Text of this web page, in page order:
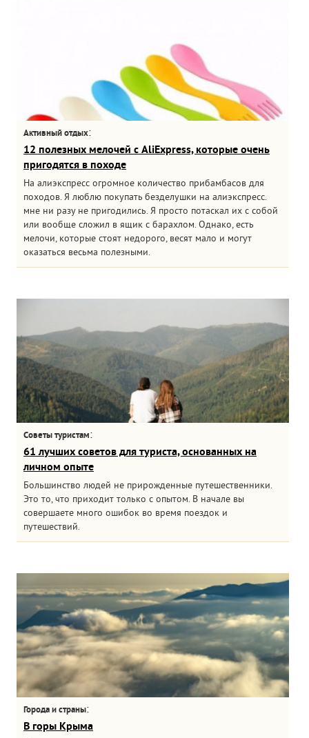
Активный отдых:
12 полезных мелочей с AliExpress, которые очень
пригодятся в походе
На алиэкспресс огромное количество прибамбасов для
походов. Я люблю покупать безделушки на алиэкспресс.
мне ни разу не пригодились. Я просто потаскал их с собой
или вообще сложил в ящик с барахлом. Однако, есть
мелочи, которые стоят недорого, весят мало и могут
оказаться весьма полезными.
Советы туристам:
61 лучших советов для туриста, основанных на
личном опыте
Большинство людей не прирожденные путешественники.
Это то, что приходит только с опытом. В начале вы
совершаете много ошибок во время поездок и
путешествий.
Города и страны:
В горы Крыма